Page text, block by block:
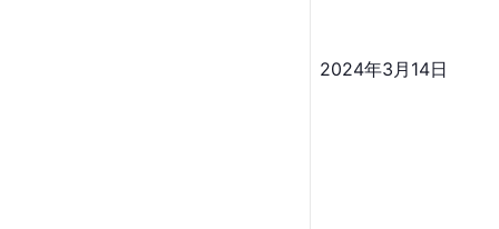
2024年3月14日